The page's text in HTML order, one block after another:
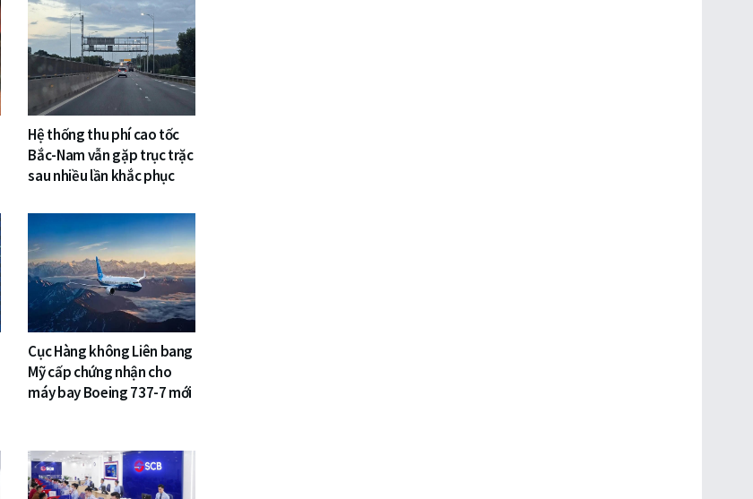
Hệ thống thu phí cao tốc
Bắc-Nam vẫn gặp trục trặc
sau nhiều lần khắc phục
Cục Hàng không Liên bang
Mỹ cấp chứng nhận cho
máy bay Boeing 737-7 mới